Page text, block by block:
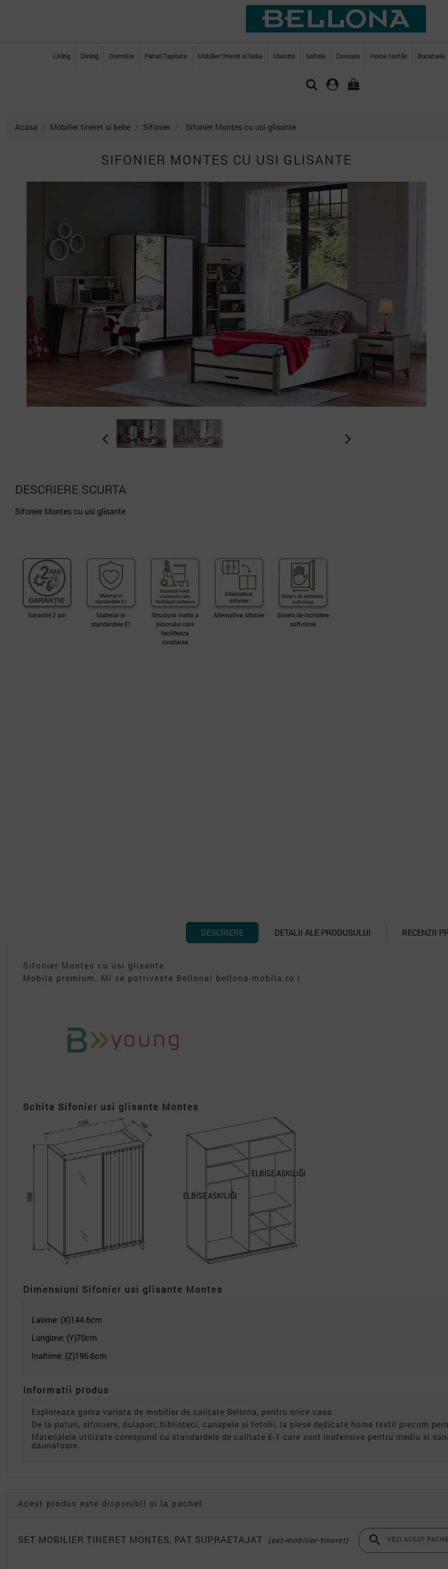
Living Dining Dormitor Paturi Tapitate Mobilier tineret si bebe Masute Saltele Covoare Home textile Bucatarie
0
Acasa Mobilier tineret si bebe Sifonier Sifonier Montes cu usi glisante
SIFONIER MONTES CU USI GLISANTE
DESCRIERE SCURTA
Sifonier Montes cu usi glisante
Garantie 2 ani
Material in
standardele E1
Structura inalta a
piciorului care
faciliteaza
curatarea
Alternativa sifonier
Sistem de inchidere
soft-close
DESCRIERE DETALII ALE PRODUSULUI RECENZII
Sifonier Montes cu usi glisante
Mobila premium. Mi se potriveste Bellona! bellona-mobila.ro |
Schita Sifonier usi glisante Montes
Dimensiuni Sifonier usi glisante Montes
Latime: (X)144.6cm
Lungime: (Y)70cm
Inaltime: (Z)196.6cm
Informatii produs
Exploreaza gama variata de mobilier de calitate Bellona, pentru orice casa.
De la paturi, sifoniere, dulapuri, biblioteci, canapele si fotolii, la piese dedicate home textil precum
Materialele utilizate corespund cu standardele de calitate E-1 care sunt inofensive pentru mediu si
daunatoare.
Acest produs este disponibil și la pachet
SET MOBILIER TINERET MONTES, PAT SUPRAETAJAT (set-mobilier-tineret)  VEZI ACEST